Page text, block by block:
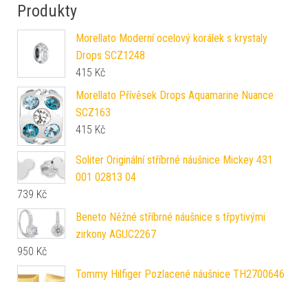
Produkty
Morellato Moderní ocelový korálek s krystaly
Drops SCZ1248
415 Kč
Morellato Přívěsek Drops Aquamarine Nuance
SCZ163
415 Kč
Soliter Originální stříbrné náušnice Mickey 431
001 02813 04
739 Kč
Beneto Něžné stříbrné náušnice s třpytivými
zirkony AGUC2267
950 Kč
Tommy Hilfiger Pozlacené náušnice TH2700646